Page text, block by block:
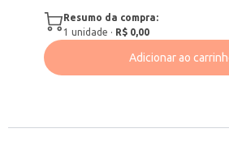
Resumo da compra:
1 unidade · R$ 0,00
Adicionar ao